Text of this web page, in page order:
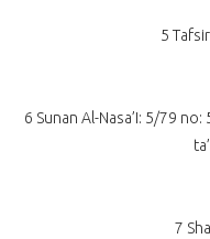
5
6 Sunan Al-Nasa’I: 5/79
7